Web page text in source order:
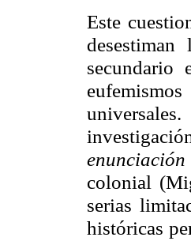
Este
secundario
enunciación
colonial
serias
históricas